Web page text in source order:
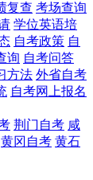
复查 考场查询
学位英语培
自考政策 自
询 自考问答
方法 外省自考
自考网上报名
荆门自考 咸
黄冈自考 黄石